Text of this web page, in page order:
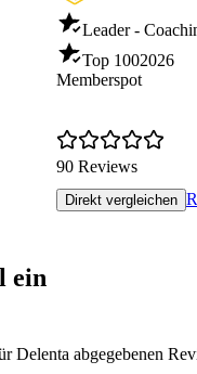
Leader -
Top 1002026
Memberspot
90 Reviews
Direkt vergleichen
ein
Delenta abgegebenen